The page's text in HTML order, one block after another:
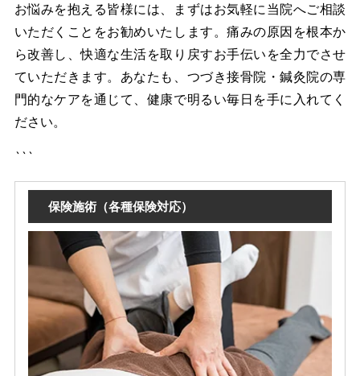
お悩みを抱える皆様には、まずはお気軽に当院へご相談
いただくことをお勧めいたします。痛みの原因を根本か
ら改善し、快適な生活を取り戻すお手伝いを全力でさせ
ていただきます。あなたも、つづき接骨院・鍼灸院の専
門的なケアを通じて、健康で明るい毎日を手に入れてく
ださい。
```
保険施術（各種保険対応）